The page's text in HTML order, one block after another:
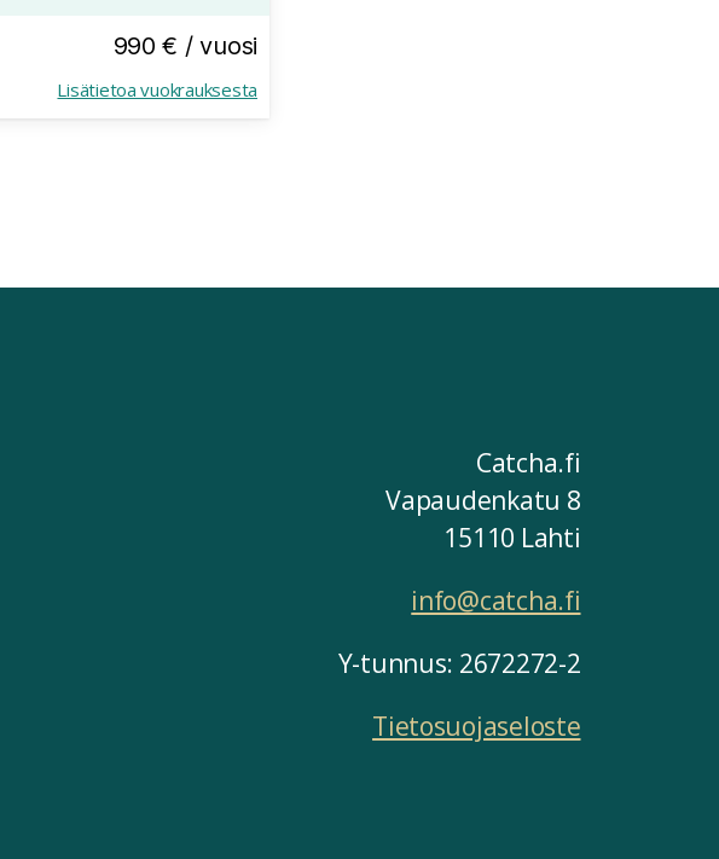
990 € / vuosi
Lisätietoa vuokrauksesta
Catcha.fi
Vapaudenkatu 8
15110 Lahti
info@catcha.fi
Y-tunnus: 2672272-2
Tietosuojaseloste